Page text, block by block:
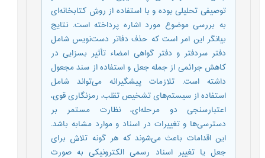
توصیفی تحلیلی بوده و با استفاده از روش کتابخانه‌ای
به بررسی موضوع مورد اشاره پرداخته است. نتایج
بیانگر این امر است که حذف دفاتر دست‌نویس شامل
دفتر سردفتر و دفتر گواهی امضاء تأثیر بسزایی در
کاهش جرائمی از جمله جعل و استفاده از سند مجعول
داشته است. تلازمات پیشگیرانه می‌تواند شامل
استفاده از سیستم‌های تشخیص تقلب، رمزنگاری قوی،
اعتبارسنجی دو مرحله‌ای، نظارت مستمر بر
دسترسی‌ها و تغییرات در اسناد و موارد مشابه باشد.
این اقدامات باعث می‌شوند که هر گونه تلاش برای
جعل یا تغییر اسناد رسمی الکترونیکی به صورت